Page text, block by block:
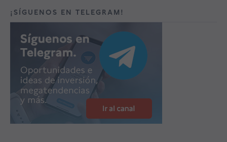
¡SÍGUENOS EN TELEGRAM!